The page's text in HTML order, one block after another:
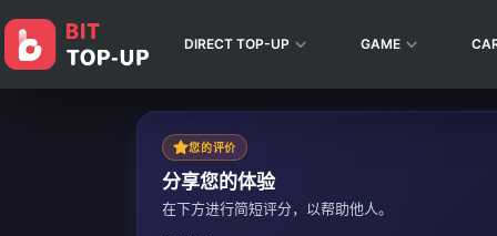
DIRECT TOP-UP GAME
您的评价
分享您的体验
在下方进行简短评分，以帮助他人。